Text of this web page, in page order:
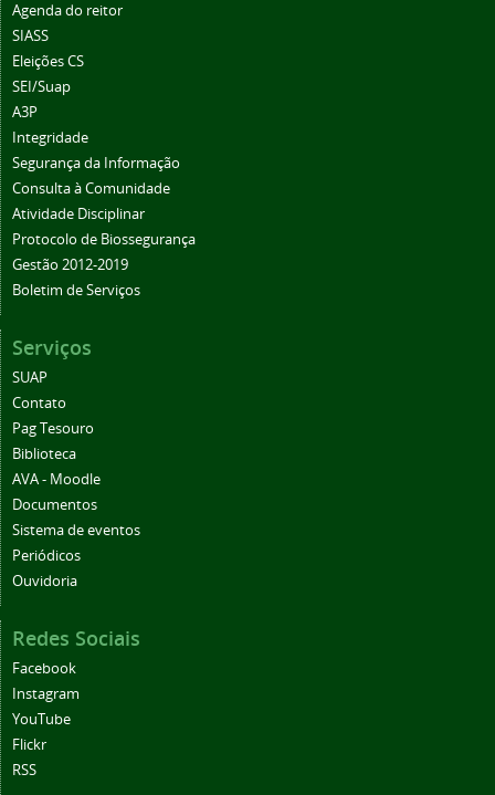
Agenda do reitor
SIASS
Eleições CS
SEI/Suap
A3P
Integridade
Segurança da Informação
Consulta à Comunidade
Atividade Disciplinar
Protocolo de Biossegurança
Gestão 2012-2019
Boletim de Serviços
Serviços
SUAP
Contato
Pag Tesouro
Biblioteca
AVA - Moodle
Documentos
Sistema de eventos
Periódicos
Ouvidoria
Redes Sociais
Facebook
Instagram
YouTube
Flickr
RSS